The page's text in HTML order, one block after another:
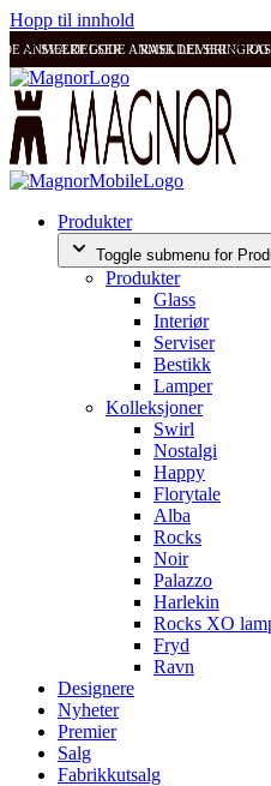
Hopp til innhold
ANMELDELSER RASK LEVERING
SVÆRT GODE ANMELDELSER
Produkter
Toggle submenu for
Produkter
Glass
Interiør
Serviser
Bestikk
Lamper
Kolleksjoner
Swirl
Nostalgi
Happy
Florytale
Alba
Rocks
Noir
Palazzo
Harlekin
Rocks XO
Fryd
Ravn
Designere
Nyheter
Premier
Salg
Fabrikkutsalg